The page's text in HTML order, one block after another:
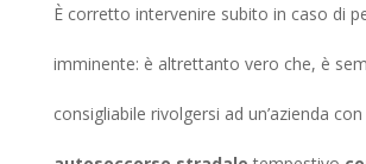
È corretto intervenire subito in caso di
imminente: è altrettanto vero che, è
consigliabile rivolgersi ad un’azienda con